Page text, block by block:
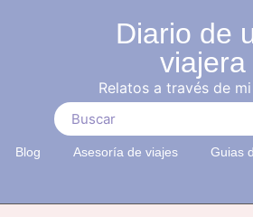
Diario de
viajera
Relatos a través de
Blog Asesoría de viajes Guias